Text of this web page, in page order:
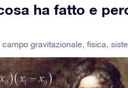
ha fatto e
campo gravitazionale fisica